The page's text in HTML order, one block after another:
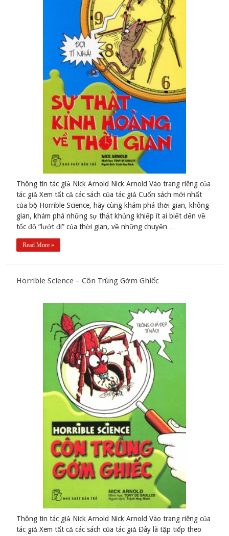
Thông tin tác giả Nick Arnold Nick Arnold Vào trang riêng của
tác giả Xem tất cả các sách của tác giả Cuốn sách mới nhất
của bộ Horrible Science, hãy cùng khám phá thời gian, không
gian, khám phá những sự thật khủng khiếp ít ai biết đến về
tốc độ “lướt đi” của thời gian, về những chuyện …
Read More »
Horrible Science – Côn Trùng Gớm Ghiếc
Thông tin tác giả Nick Arnold Nick Arnold Vào trang riêng của
tác giả Xem tất cả các sách của tác giả Đây là tập tiếp theo